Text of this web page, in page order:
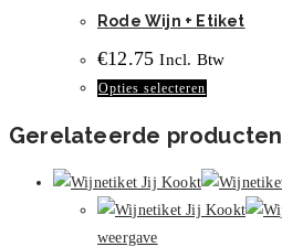
de
optie
worden
op
de
Rode Wijn + Etiket
€12.75 Incl. Btw
Opties selecteren
heeft
meerdere
variaties.
Gerelateerde producten
weergave